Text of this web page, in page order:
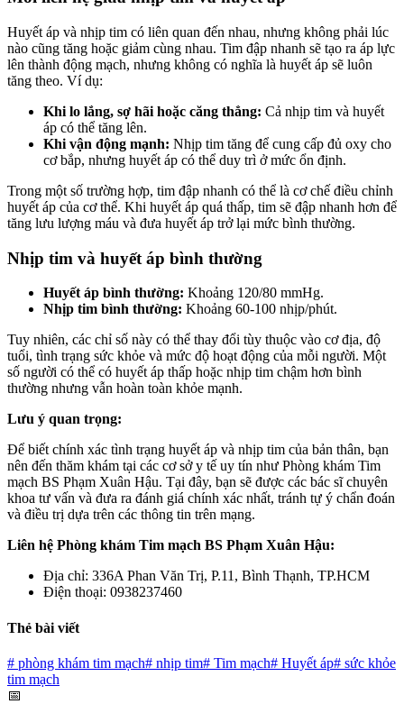
Huyết áp và nhịp tim có liên quan đến nhau, nhưng không phải lúc
nào cũng tăng hoặc giảm cùng nhau. Tim đập nhanh sẽ tạo ra áp lực
lên thành động mạch, nhưng không có nghĩa là huyết áp sẽ luôn
tăng theo. Ví dụ:
Khi lo lắng, sợ hãi hoặc căng thẳng: Cả nhịp tim và huyết
áp có thể tăng lên.
Khi vận động mạnh: Nhịp tim tăng để cung cấp đủ oxy cho
cơ bắp, nhưng huyết áp có thể duy trì ở mức ổn định.
Trong một số trường hợp, tim đập nhanh có thể là cơ chế điều chỉnh
huyết áp của cơ thể. Khi huyết áp quá thấp, tim sẽ đập nhanh hơn để
tăng lưu lượng máu và đưa huyết áp trở lại mức bình thường.
Nhịp tim và huyết áp bình thường
Huyết áp bình thường: Khoảng 120/80 mmHg.
Nhịp tim bình thường: Khoảng 60-100 nhịp/phút.
Tuy nhiên, các chỉ số này có thể thay đổi tùy thuộc vào cơ địa, độ
tuổi, tình trạng sức khỏe và mức độ hoạt động của mỗi người. Một
số người có thể có huyết áp thấp hoặc nhịp tim chậm hơn bình
thường nhưng vẫn hoàn toàn khỏe mạnh.
Lưu ý quan trọng:
Để biết chính xác tình trạng huyết áp và nhịp tim của bản thân, bạn
nên đến thăm khám tại các cơ sở y tế uy tín như Phòng khám Tim
mạch BS Phạm Xuân Hậu. Tại đây, bạn sẽ được các bác sĩ chuyên
khoa tư vấn và đưa ra đánh giá chính xác nhất, tránh tự ý chẩn đoán
và điều trị dựa trên các thông tin trên mạng.
Liên hệ Phòng khám Tim mạch BS Phạm Xuân Hậu:
Địa chỉ: 336A Phan Văn Trị, P.11, Bình Thạnh, TP.HCM
Điện thoại: 0938237460
Thẻ bài viết
# phòng khám tim mạch# nhịp tim# Tim mạch# Huyết áp# sức khỏe
tim mạch
📅